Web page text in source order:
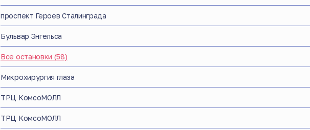
проспект Героев Сталинграда
Бульвар Энгельса
Все остановки (58)
Микрохирургия глаза
ТРЦ КомсоМОЛЛ
ТРЦ КомсоМОЛЛ